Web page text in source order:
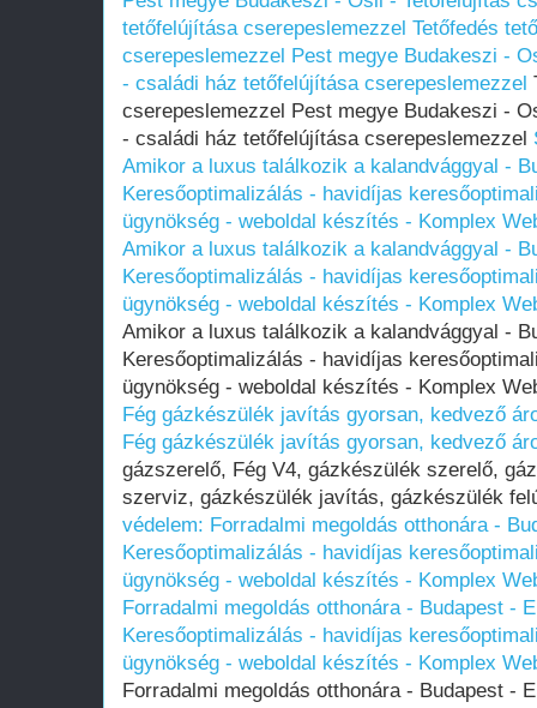
tetőfelújítása cserepeslemezzel Tetőfedés
cserepeslemezzel Pest megye Budakeszi -
- családi ház tetőfelújítása cserepeslemezzel
cserepeslemezzel Pest megye Budakeszi -
- családi ház tetőfelújítása cserepeslemezzel
Amikor a luxus találkozik a kalandvággyal -
Keresőoptimalizálás - havidíjas
ügynökség - weboldal készítés - Komplex
Amikor a luxus találkozik a kalandvággyal -
Keresőoptimalizálás - havidíjas
ügynökség - weboldal készítés - Komplex
Amikor a luxus találkozik a kalandvággyal -
Keresőoptimalizálás - havidíjas
ügynökség - weboldal készítés - Komplex
Fég gázkészülék javítás gyorsan, kedvező
Fég gázkészülék javítás gyorsan, kedvező
gázszerelő, Fég V4, gázkészülék szerelő,
szerviz, gázkészülék javítás, gázkészülék
védelem: Forradalmi megoldás otthonára -
Keresőoptimalizálás - havidíjas
ügynökség - weboldal készítés - Komplex
Forradalmi megoldás otthonára - Budapest -
Keresőoptimalizálás - havidíjas
ügynökség - weboldal készítés - Komplex
Forradalmi megoldás otthonára - Budapest -